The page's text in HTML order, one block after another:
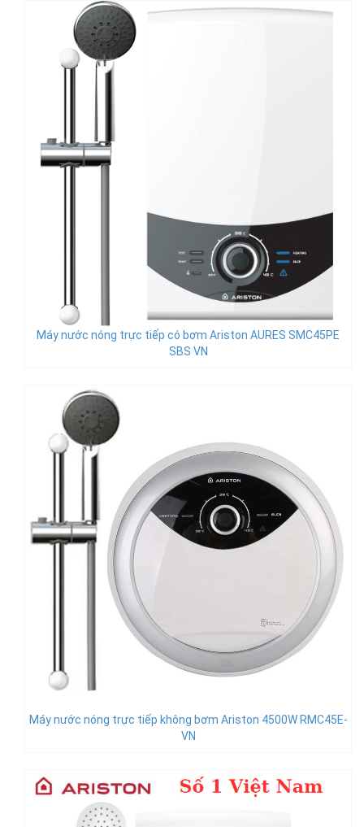
Máy nước nóng trực tiếp có bơm Ariston AURES SMC45PE
SBS VN
Máy nước nóng trực tiếp không bơm Ariston 4500W RMC45E-
VN